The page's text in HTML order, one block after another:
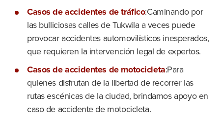
Casos de accidentes de tráfico:Caminando por
las bulliciosas calles de Tukwila a veces puede
provocar accidentes automovilísticos inesperados,
que requieren la intervención legal de expertos.
Casos de accidentes de motocicleta:Para
quienes disfrutan de la libertad de recorrer las
rutas escénicas de la ciudad, brindamos apoyo en
caso de accidente de motocicleta.